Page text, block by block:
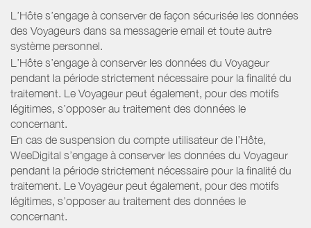
L’Hôte s’engage à conserver de façon sécurisée les données
des Voyageurs dans sa messagerie email et toute autre
système personnel.
L’Hôte s’engage à conserver les données du Voyageur
pendant la période strictement nécessaire pour la finalité du
traitement. Le Voyageur peut également, pour des motifs
légitimes, s’opposer au traitement des données le
concernant.
En cas de suspension du compte utilisateur de l’Hôte,
WeeDigital s’engage à conserver les données du Voyageur
pendant la période strictement nécessaire pour la finalité du
traitement. Le Voyageur peut également, pour des motifs
légitimes, s’opposer au traitement des données le
concernant.